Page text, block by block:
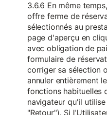
3.6.6 En même
offre ferme de
sélectionnés au
page d'aperçu en
avec obligation de
formulaire de
corriger sa sélection
annuler entièrement
fonctions habituelles
navigateur qu'il
"Retour"). Si